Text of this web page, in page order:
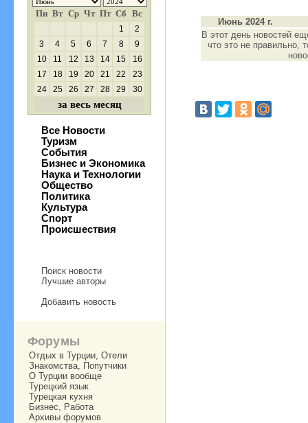
Пн Вт Ср Чт Пт Сб Вс
1
2
3
4 5 6 7 8
9
10
11 12 13 14 15
16
17
18 19 20 21 22
23
24
25 26 27 28 29 30
за весь месяц
Все Новости
Туризм
События
Бизнес и Экономика
Наука и Технологии
Общество
Политика
Культура
Спорт
Происшествия
Поиск новости
Лучшие авторы
Добавить новость
Июнь 2024 г.
В этот день новостей
что это не правильно,
Форумы
Отдых в Турции, Отели
Знакомства, Попутчики
О Турции вообще
Турецкий язык
Турецкая кухня
Бизнес, Работа
Архивы форумов